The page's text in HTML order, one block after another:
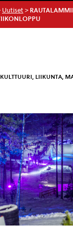
Uutiset >
KULTTUURI, LIIKUNTA,